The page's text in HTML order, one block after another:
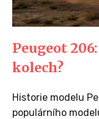
Peugeot
kolech?
Historie modelu
populárního